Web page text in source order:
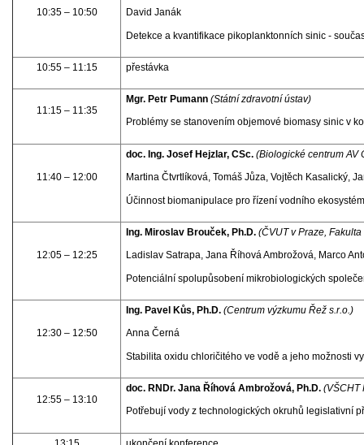
10:35 – 10:50 David Janák
Detekce a kvantifikace pikoplanktonních sinic -
10:55 – 11:15 přestávka
11:15 – 11:35
Mgr. Petr Pumann (Státní zdravotní ústav)
Problémy se stanovením objemové biomasy sinic v
11:40 – 12:00
doc. Ing. Josef Hejzlar, CSc. (Biologické centrum AV
Martina Čtvrtlíková, Tomáš Jůza, Vojtěch Kasalický,
Účinnost biomanipulace pro řízení vodního
12:05 – 12:25
Ing. Miroslav Brouček, Ph.D. (ČVUT v Praze,
Ladislav Satrapa, Jana Říhová Ambrožová, Marco
Potenciální spolupůsobení mikrobiologických
12:30 – 12:50
Ing. Pavel Kůs, Ph.D. (Centrum výzkumu Řež s.r.o.)
Anna Černá
Stabilita oxidu chloričitého ve vodě a jeho možnosti
12:55 – 13:10
doc. RNDr. Jana Říhová Ambrožová, Ph.D. (VŠCHT
Potřebují vody z technologických okruhů legislativní